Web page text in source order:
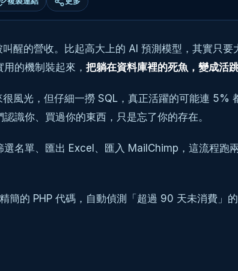
醒的營收。比起高大上的 AI 預測模型，其實只
的機制裝起來， 把躺在資料庫裡的死魚，變成活
風光，但仔細一撈 SQL，真正活躍的可能連 5%
識你、買過你的東西，只是忘了你的存在。
名單、匯出 Excel、匯入 MailChimp，這流程跑
的 PHP 代碼，自動偵測「超過 90 天未消費」